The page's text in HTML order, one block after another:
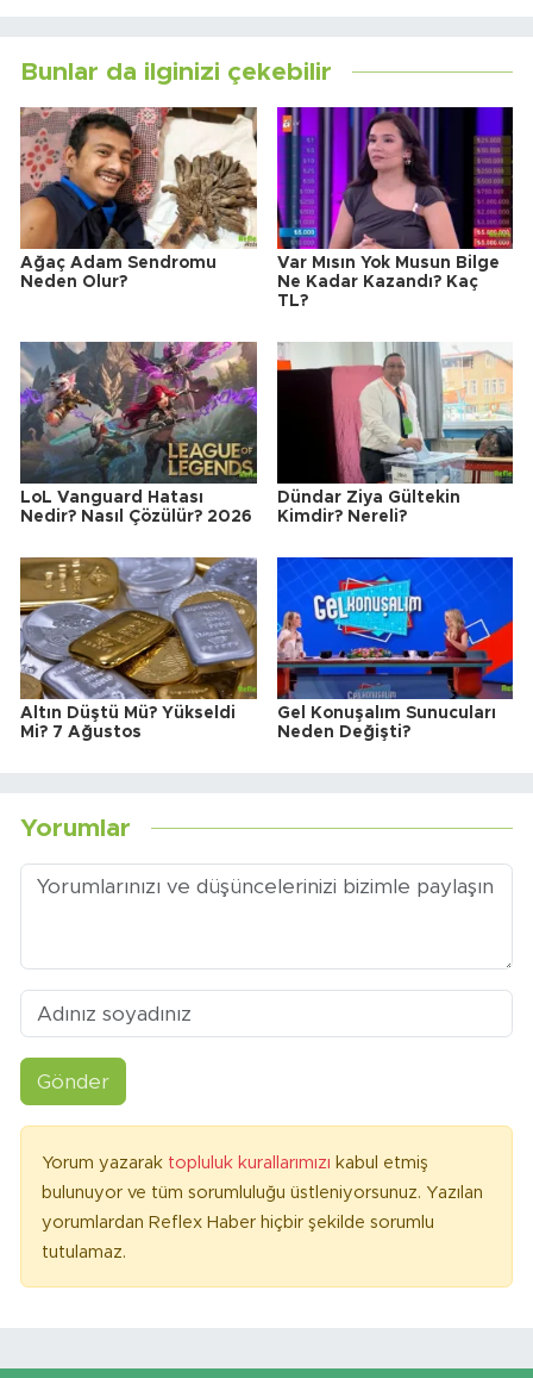
Bunlar da ilginizi çekebilir
Ağaç Adam Sendromu
Neden Olur?
Var Mısın Yok Musun Bilge
Ne Kadar Kazandı? Kaç
TL?
LoL Vanguard Hatası
Nedir? Nasıl Çözülür? 2026
Dündar Ziya Gültekin
Kimdir? Nereli?
Altın Düştü Mü? Yükseldi
Mi? 7 Ağustos
Gel Konuşalım Sunucuları
Neden Değişti?
Yorumlar
Gönder
Yorum yazarak topluluk kurallarımızı kabul etmiş
bulunuyor ve tüm sorumluluğu üstleniyorsunuz. Yazılan
yorumlardan Reflex Haber hiçbir şekilde sorumlu
tutulamaz.